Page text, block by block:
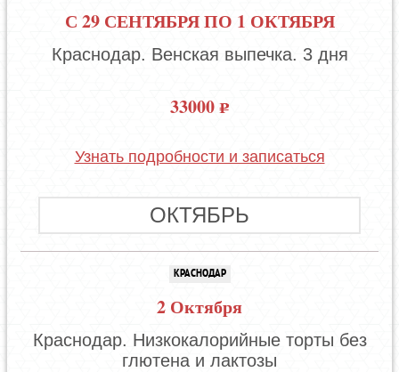
С 29 СЕНТЯБРЯ ПО 1 ОКТЯБРЯ
Краснодар. Венская выпечка. 3 дня
33000
Узнать подробности и записаться
ОКТЯБРЬ
КРАСНОДАР
2 Октября
Краснодар. Низкокалорийные торты без
глютена и лактозы